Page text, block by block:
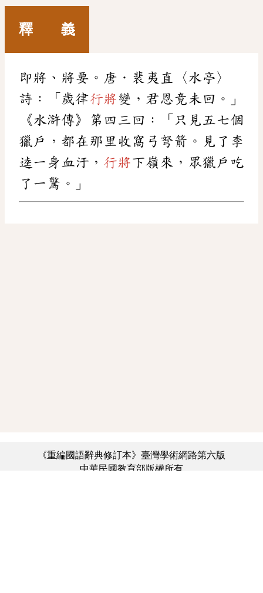
釋 義
即將、將要。唐．裴夷直〈水亭〉
詩：「歲律行將 變，君恩竟未回。」
《水滸傳》第四三回：「只見五七個
獵戶，都在那里收窩弓弩箭。見了李
逵一身血汙， 行將下嶺來，眾獵戶吃
了一驚。」
《重編國語辭典修訂本》臺灣學術網路第六版
中華民國教育部版權所有